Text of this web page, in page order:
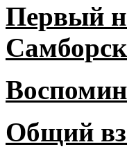
Первый
Общий